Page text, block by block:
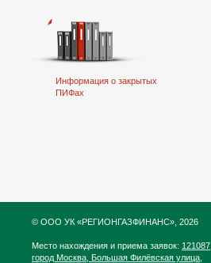
Информация о закрытых
ПИФах
© ООО УК «РЕГИОНГАЗФИНАНС», 2026
Место нахождения и приема заявок: 121087,
город Москва, Большая Филёвская улица,